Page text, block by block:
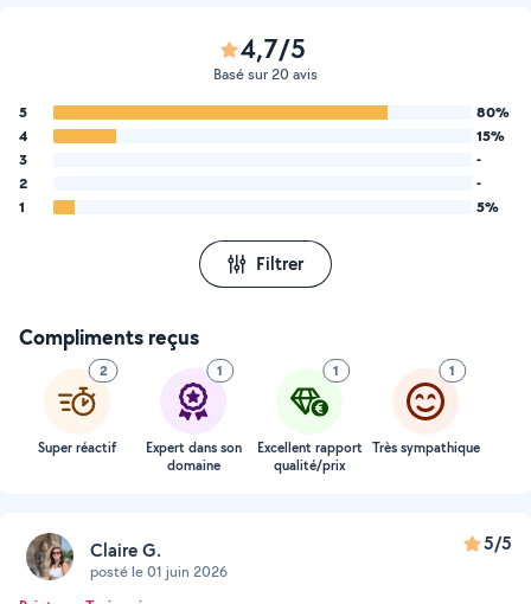
4,7/5
Basé sur 20 avis
5
80%
4
15%
3
-
2
-
1
5%
Filtrer
Compliments reçus
2
Super réactif
1
Expert dans son
domaine
1
Excellent rapport
qualité/prix
1
Très sympathique
Claire G.
posté le 01 juin 2026
5/5